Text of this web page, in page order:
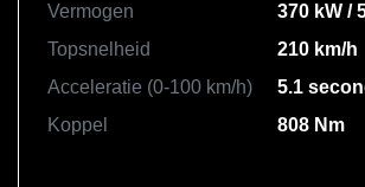
Vermogen
370 kW /
Topsnelheid
210 km/h
Acceleratie (0-100 km/h)
5.1
Koppel
808 Nm